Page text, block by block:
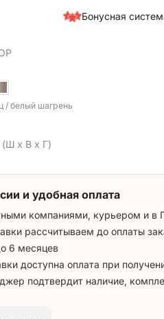
Бонусная
/ белый шагрень
(Ш x В x Г)
и удобная оплата
компаниями, курьером и в
рассчитываем до оплаты
6 месяцев
доступна оплата при
подтвердит наличие,